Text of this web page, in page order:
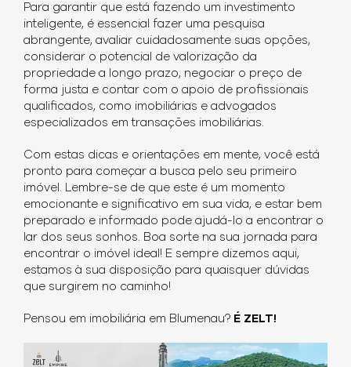
Para garantir que está fazendo um investimento
inteligente, é essencial fazer uma pesquisa
abrangente, avaliar cuidadosamente suas opções,
considerar o potencial de valorização da
propriedade a longo prazo, negociar o preço de
forma justa e contar com o apoio de profissionais
qualificados, como imobiliárias e advogados
especializados em transações imobiliárias.
Com estas dicas e orientações em mente, você está
pronto para começar a busca pelo seu primeiro
imóvel. Lembre-se de que este é um momento
emocionante e significativo em sua vida, e estar bem
preparado e informado pode ajudá-lo a encontrar o
lar dos seus sonhos. Boa sorte na sua jornada para
encontrar o imóvel ideal! E sempre dizemos aqui,
estamos à sua disposição para quaisquer dúvidas
que surgirem no caminho!
Pensou em imobiliária em Blumenau? É ZELT!